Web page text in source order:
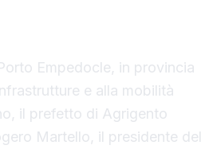
Empedocle, in provincia
e alla mobilità
il prefetto di Agrigento
Martello, il presidente del